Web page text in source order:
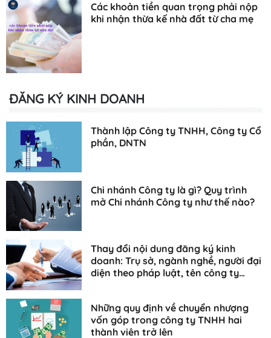
Các khoản tiền quan trọng phải nộp
khi nhận thừa kế nhà đất từ cha mẹ
ĐĂNG KÝ KINH DOANH
Thành lập Công ty TNHH, Công ty Cổ
phần, DNTN
Chi nhánh Công ty là gì? Quy trình
mở Chi nhánh Công ty như thế nào?
Thay đổi nội dung đăng ký kinh
doanh: Trụ sở, ngành nghề, người đại
diện theo pháp luật, tên công ty…
Những quy định về chuyển nhượng
vốn góp trong công ty TNHH hai
thành viên trở lên